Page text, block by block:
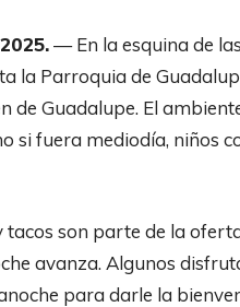
— En la esquina de
la Parroquia de
de Guadalupe. El
si fuera mediodía, niños
tacos son parte de la
avanza. Algunos
para darle la